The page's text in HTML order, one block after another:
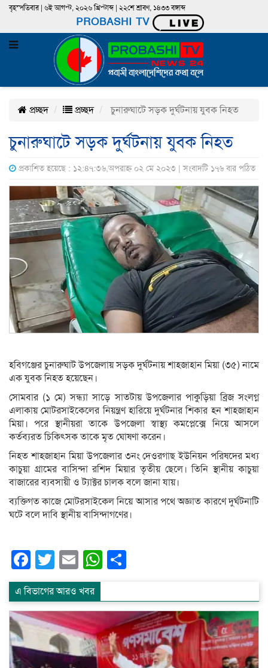
বৃহস্পতিবার | ৬ই আগস্ট, ২০২৬ খ্রিস্টাব্দ | ২২শে শ্রাবণ, ১৪৩৩ বঙ্গাব্দ
PROBASHI TV
প্রচ্ছদ প্রচ্ছদ চুনারুঘাটে সড়ক দুর্ঘটনায় যুবক নিহত
চুনারুঘাটে সড়ক দুর্ঘটনায় যুবক নিহত
প্রকাশিত হয়েছে : ১২:৪৭:৩৬,অপরাহ্ন ০২ মে ২০২৩ | সংবাদটি ১৭৬ বার পঠিত
হবিগঞ্জের চুনারুঘাট উপজেলায় সড়ক দুর্ঘটনায় শাহজাহান মিয়া (৩৫) নামে
এক যুবক নিহত হয়েছেন।
সোমবার (১ মে) সন্ধ্যা সাড়ে সাতটায় উপজেলার পাকুড়িয়া ব্রিজ সংলগ্ন
এলাকায় মোটরসাইকেলের নিয়ন্ত্রণ হারিয়ে দুর্ঘটনার শিকার হন শাহজাহান
মিয়া। পরে স্থানীয়রা তাকে উপজেলা স্বাস্থ্য কমপ্লেক্সে নিয়ে আসলে
কর্তব্যরত চিকিৎসক তাকে মৃত ঘোষণা করেন।
নিহত শাহজাহান মিয়া উপজেলার ৩নং দেওরগাছ ইউনিয়ন পরিষদের মধ্য
কাচুয়া গ্রামের বাসিন্দা রশিদ মিয়ার তৃতীয় ছেলে। তিনি স্থানীয় কাচুয়া
বাজারের ব্যবসায়ী ও ট্যাক্টর চালক বলে জানা যায়।
ব্যক্তিগত কাজে মোটরসাইকেল নিয়ে আসার পথে অজ্ঞাত কারণে দুর্ঘটনাটি
ঘটে বলে দাবি স্থানীয় বাসিন্দাগণের।
Facebook
Twitter
EmailWhatsApp
এ বিভাগের আরও খবর